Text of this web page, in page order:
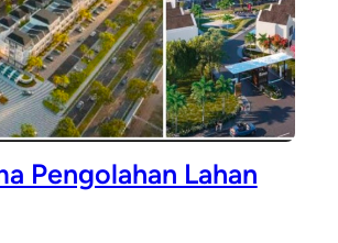
Pengolahan Lahan